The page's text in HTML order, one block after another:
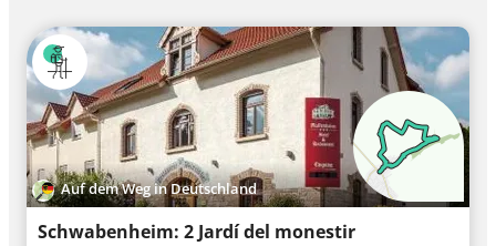
Auf dem Weg in Deutschland
Schwabenheim: 2 Jardí del monestir